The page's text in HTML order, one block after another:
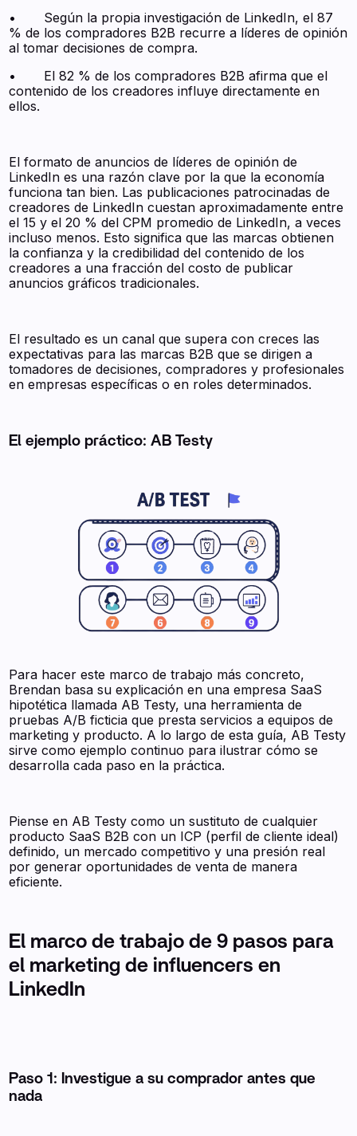
• Según la propia investigación de LinkedIn, el 87
% de los compradores B2B recurre a líderes de opinión
al tomar decisiones de compra.
• El 82 % de los compradores B2B afirma que el
contenido de los creadores influye directamente en
ellos.
El formato de anuncios de líderes de opinión de
LinkedIn es una razón clave por la que la economía
funciona tan bien. Las publicaciones patrocinadas de
creadores de LinkedIn cuestan aproximadamente entre
el 15 y el 20 % del CPM promedio de LinkedIn, a veces
incluso menos. Esto significa que las marcas obtienen
la confianza y la credibilidad del contenido de los
creadores a una fracción del costo de publicar
anuncios gráficos tradicionales.
El resultado es un canal que supera con creces las
expectativas para las marcas B2B que se dirigen a
tomadores de decisiones, compradores y profesionales
en empresas específicas o en roles determinados.
El ejemplo práctico: AB Testy
Para hacer este marco de trabajo más concreto,
Brendan basa su explicación en una empresa SaaS
hipotética llamada AB Testy, una herramienta de
pruebas A/B ficticia que presta servicios a equipos de
marketing y producto. A lo largo de esta guía, AB Testy
sirve como ejemplo continuo para ilustrar cómo se
desarrolla cada paso en la práctica.
Piense en AB Testy como un sustituto de cualquier
producto SaaS B2B con un ICP (perfil de cliente ideal)
definido, un mercado competitivo y una presión real
por generar oportunidades de venta de manera
eficiente.
El marco de trabajo de 9 pasos para
el marketing de influencers en
LinkedIn
Paso 1: Investigue a su comprador antes que
nada